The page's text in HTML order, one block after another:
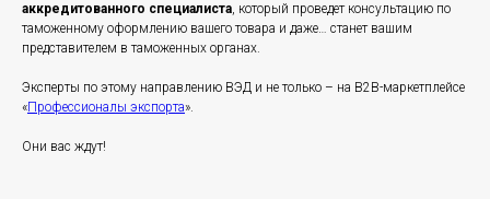
аккредитованного специалиста, который проведет консультацию по
таможенному оформлению вашего товара и даже… станет вашим
представителем в таможенных органах.
Эксперты по этому направлению ВЭД и не только – на B2B-маркетплейсе
«Профессионалы экспорта».
Они вас ждут!